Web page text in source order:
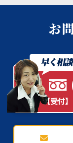
【受付